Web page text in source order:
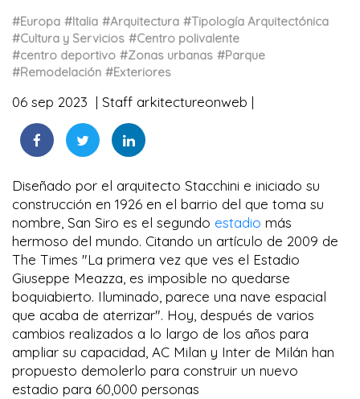
#Europa #Italia #Arquitectura #Tipología Arquitectónica
#Cultura y Servicios #Centro polivalente
#centro deportivo #Zonas urbanas #Parque
#Remodelación #Exteriores
06 sep 2023 Staff arkitectureonweb
Diseñado por el arquitecto Stacchini e iniciado su
construcción en 1926 en el barrio del que toma su
nombre, San Siro es el segundo estadio más
hermoso del mundo. Citando un artículo de 2009 de
The Times "La primera vez que ves el Estadio
Giuseppe Meazza, es imposible no quedarse
boquiabierto. Iluminado, parece una nave espacial
que acaba de aterrizar". Hoy, después de varios
cambios realizados a lo largo de los años para
ampliar su capacidad, AC Milan y Inter de Milán han
propuesto demolerlo para construir un nuevo
estadio para 60,000 personas